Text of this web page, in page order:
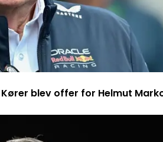
blev offer for Helmut